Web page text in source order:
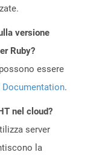
versione
Ruby?
essere
.
nel cloud?
server
la